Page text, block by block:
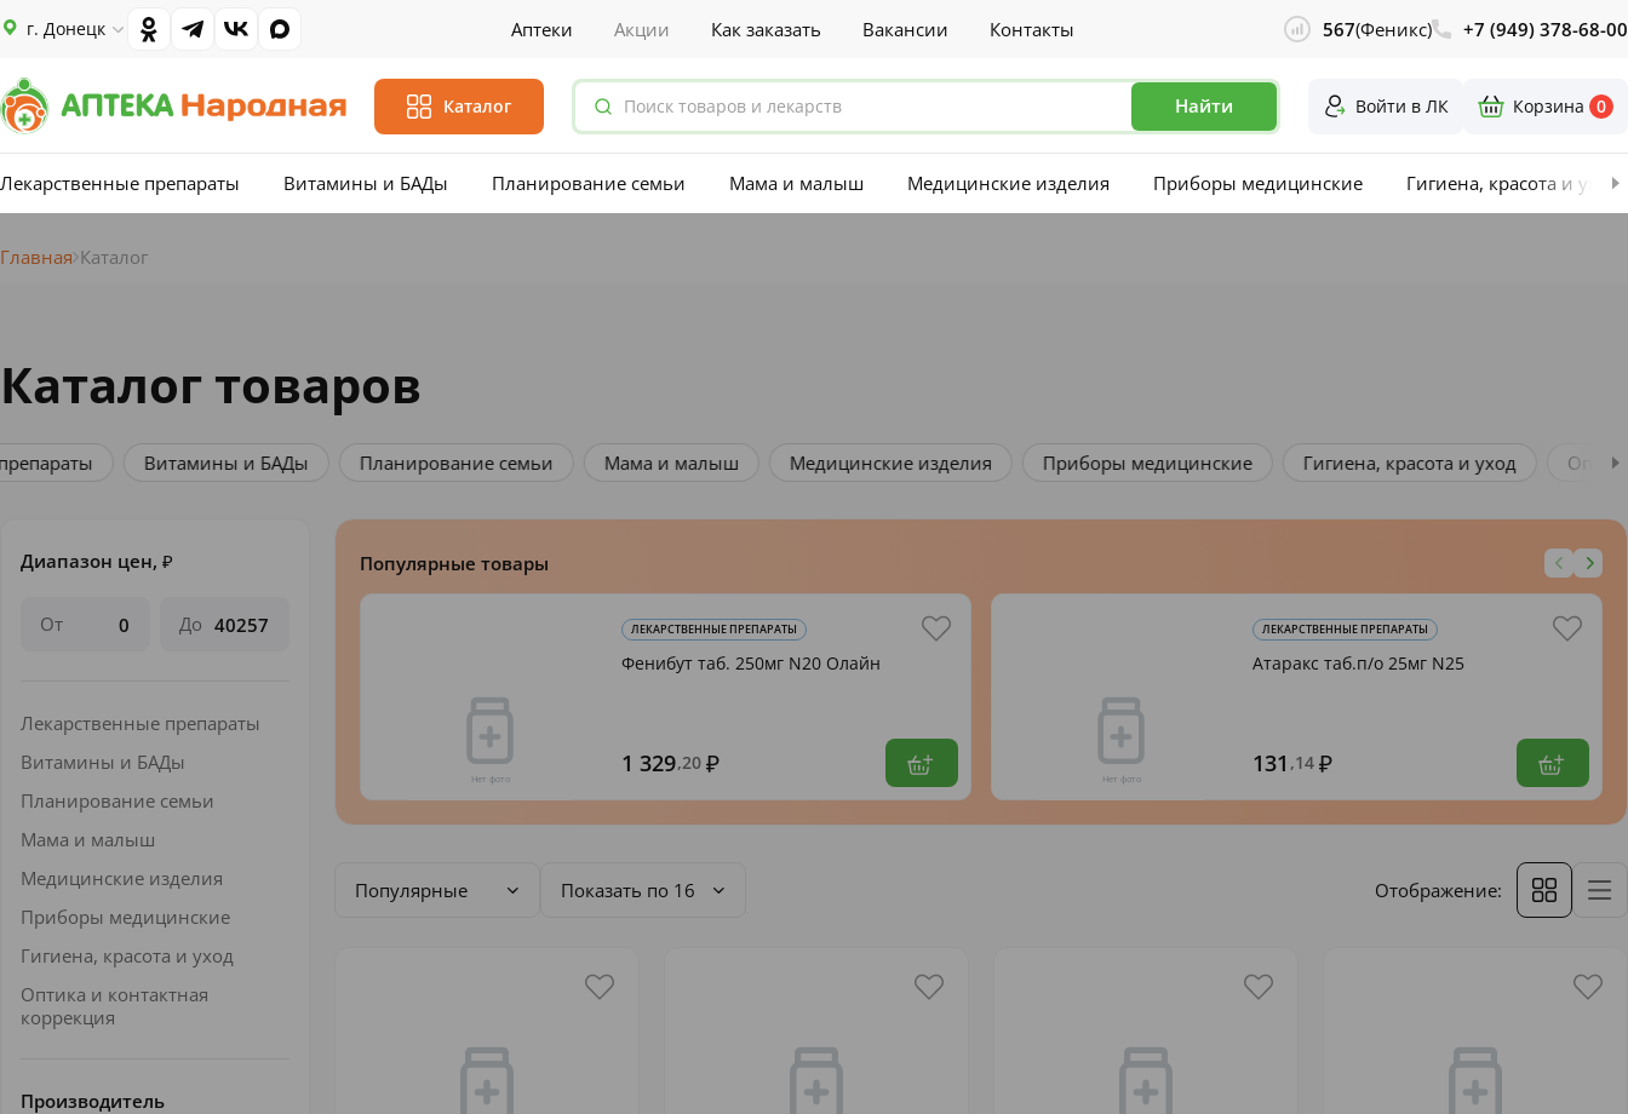
г. Донецк Аптеки Акции Как заказать Вакансии Контакты 567(Феникс) +7 (949) 378-68-00
Каталог Найти Войти в ЛК Корзина 0
Лекарственные препараты Витамины и БАДы Планирование семьи Мама и малыш Медицинские изделия Приборы медицинские Гигиена, красота и уход
Главная Каталог
Каталог товаров
Витамины и БАДы Планирование семьи Мама и малыш Медицинские изделия Приборы медицинские Гигиена, красота и уход Оптика и
Диапазон цен, ₽
От До
Лекарственные препараты
Витамины и БАДы
Планирование семьи
Мама и малыш
Медицинские изделия
Приборы медицинские
Гигиена, красота и уход
Оптика и контактная
коррекция
Производитель
Популярные товары
ЛЕКАРСТВЕННЫЕ ПРЕПАРАТЫ
Фенибут таб. 250мг N20 Олайн
1 329,20
ЛЕКАРСТВЕННЫЕ ПРЕПАРАТЫ
Атаракс таб.п/о 25мг N25
131 ,14
Популярные Показать по 16 Отображение: